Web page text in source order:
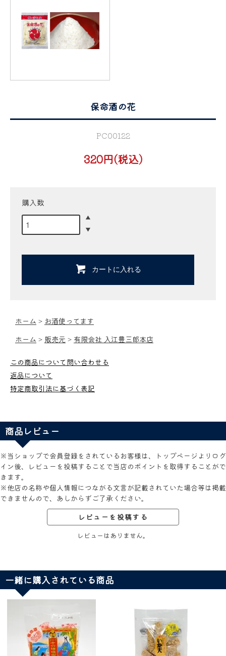
保命酒の花
PC00122
320円(税込)
購入数
カートに入れる
ホーム > お酒使ってます
ホーム > 販売元 > 有限会社 入江豊三郎本店
この商品について問い合わせる
返品について
特定商取引法に基づく表記
商品レビュー
※当ショップで会員登録をされているお客様は、トップページよりログ
イン後、レビューを投稿することで当店のポイントを取得することがで
きます。
※他店の名称や個人情報につながる文言が記載されていた場合等は掲載
できませんので、あしからずご了承ください。
レビューを投稿する
レビューはありません。
一緒に購入されている商品